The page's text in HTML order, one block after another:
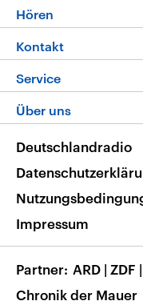
Programm
Die
Neue Beiträge
Hören
Livestream
Podcasts
Nachrichten
Frequenzen
Kontakt
Hörerservice
Service
FAQ
Musikliste
RSS
Über uns
Deutschlandradio
Impressum
Partner ARD | ZDF |
Chronik der Mauer